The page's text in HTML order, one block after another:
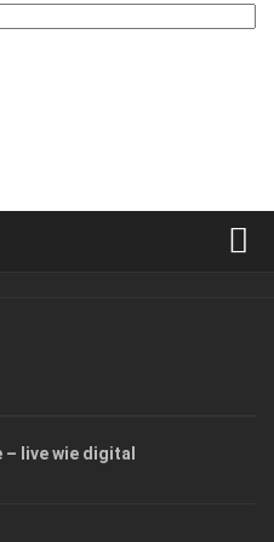
live wie digital